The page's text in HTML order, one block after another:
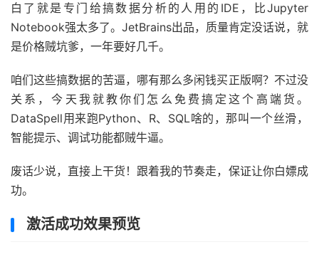
白了就是专门给搞数据分析的人用的IDE，比Jupyter
Notebook强太多了。JetBrains出品，质量肯定没话说，就
是价格贼坑爹，一年要好几千。
咱们这些搞数据的苦逼，哪有那么多闲钱买正版啊？不过没
关系，今天我就教你们怎么免费搞定这个高端货。
DataSpell用来跑Python、R、SQL啥的，那叫一个丝滑，
智能提示、调试功能都贼牛逼。
废话少说，直接上干货！跟着我的节奏走，保证让你白嫖成
功。
激活成功效果预览